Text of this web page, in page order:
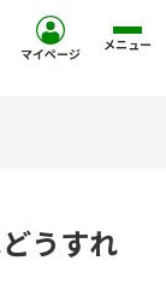
マイページ メニュー
うすれ